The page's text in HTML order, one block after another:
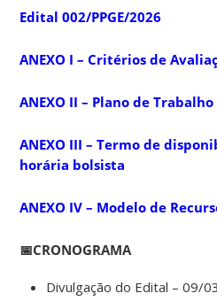
Edital 002/PPGE/2026
ANEXO I – Critérios de
ANEXO II – Plano de Trabalho
ANEXO III – Termo de
horária bolsista
ANEXO IV – Modelo de
📅CRONOGRAMA
Divulgação do Edital – 09/